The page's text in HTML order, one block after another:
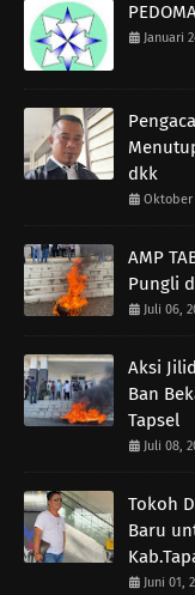
Januari
dkk
Oktober
AMP
Pungli
Juli 06,
Aksi
Ban
Tapsel
Juli 08,
Tokoh
Baru
Juni 01,